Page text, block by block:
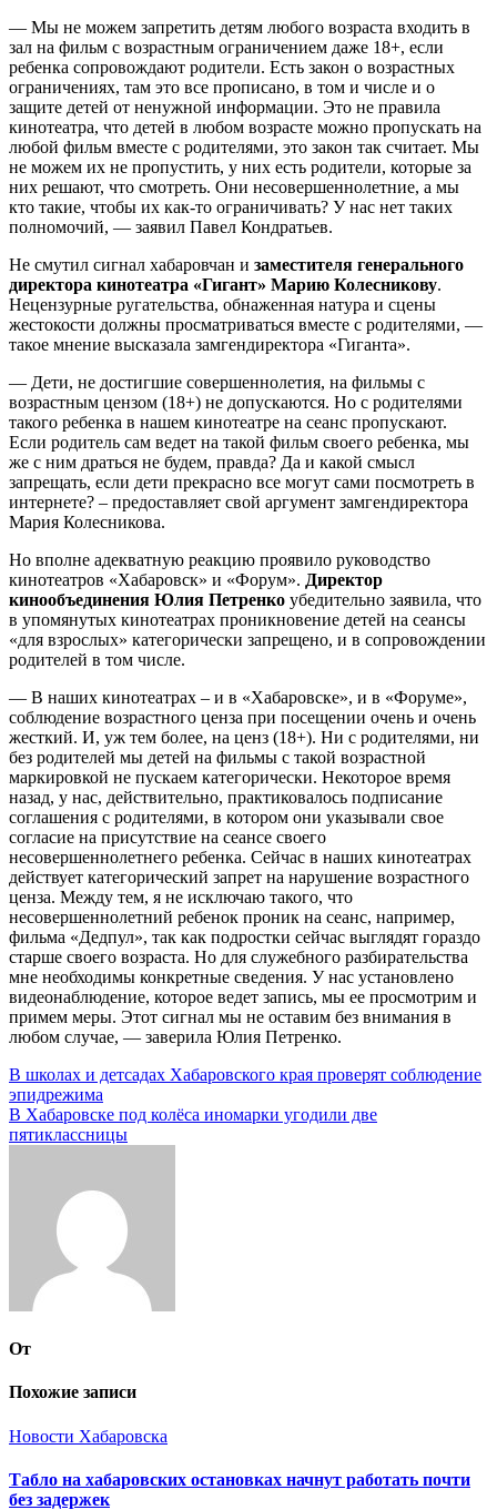
— Мы не можем запретить детям любого возраста входить в
зал на фильм с возрастным ограничением даже 18+, если
ребенка сопровождают родители. Есть закон о возрастных
ограничениях, там это все прописано, в том и числе и о
защите детей от ненужной информации. Это не правила
кинотеатра, что детей в любом возрасте можно пропускать на
любой фильм вместе с родителями, это закон так считает. Мы
не можем их не пропустить, у них есть родители, которые за
них решают, что смотреть. Они несовершеннолетние, а мы
кто такие, чтобы их как-то ограничивать? У нас нет таких
полномочий, — заявил Павел Кондратьев.
Не смутил сигнал хабаровчан и заместителя генерального
директора кинотеатра «Гигант» Марию Колесникову.
Нецензурные ругательства, обнаженная натура и сцены
жестокости должны просматриваться вместе с родителями, —
такое мнение высказала замгендиректора «Гиганта».
— Дети, не достигшие совершеннолетия, на фильмы с
возрастным цензом (18+) не допускаются. Но с родителями
такого ребенка в нашем кинотеатре на сеанс пропускают.
Если родитель сам ведет на такой фильм своего ребенка, мы
же с ним драться не будем, правда? Да и какой смысл
запрещать, если дети прекрасно все могут сами посмотреть в
интернете? – предоставляет свой аргумент замгендиректора
Мария Колесникова.
Но вполне адекватную реакцию проявило руководство
кинотеатров «Хабаровск» и «Форум». Директор
кинообъединения Юлия Петренко убедительно заявила, что
в упомянутых кинотеатрах проникновение детей на сеансы
«для взрослых» категорически запрещено, и в сопровождении
родителей в том числе.
— В наших кинотеатрах – и в «Хабаровске», и в «Форуме»,
соблюдение возрастного ценза при посещении очень и очень
жесткий. И, уж тем более, на ценз (18+). Ни с родителями, ни
без родителей мы детей на фильмы с такой возрастной
маркировкой не пускаем категорически. Некоторое время
назад, у нас, действительно, практиковалось подписание
соглашения с родителями, в котором они указывали свое
согласие на присутствие на сеансе своего
несовершеннолетнего ребенка. Сейчас в наших кинотеатрах
действует категорический запрет на нарушение возрастного
ценза. Между тем, я не исключаю такого, что
несовершеннолетний ребенок проник на сеанс, например,
фильма «Дедпул», так как подростки сейчас выглядят гораздо
старше своего возраста. Но для служебного разбирательства
мне необходимы конкретные сведения. У нас установлено
видеонаблюдение, которое ведет запись, мы ее просмотрим и
примем меры. Этот сигнал мы не оставим без внимания в
любом случае, — заверила Юлия Петренко.
Навигация
по
записям
В школах и детсадах Хабаровского края проверят соблюдение
эпидрежима
В Хабаровске под колёса иномарки угодили две
пятиклассницы
От
Похожие записи
Новости Хабаровска
Табло на хабаровских остановках начнут работать почти
без задержек